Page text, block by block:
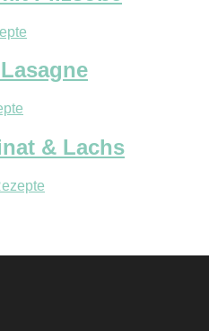
& Lachs